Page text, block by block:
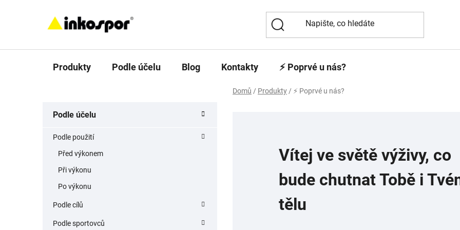
Produkty Podle účelu Blog Kontakty ⚡️ Poprvé u nás?
Domů / Produkty/ ⚡️ Poprvé u nás?
kategorie
Podle účelu
Podle použití
Před výkonem
Při výkonu
Po výkonu
Podle cílů
Podle sportovců
Vítej ve světě výživy, co
bude chutnat Tobě i
tělu